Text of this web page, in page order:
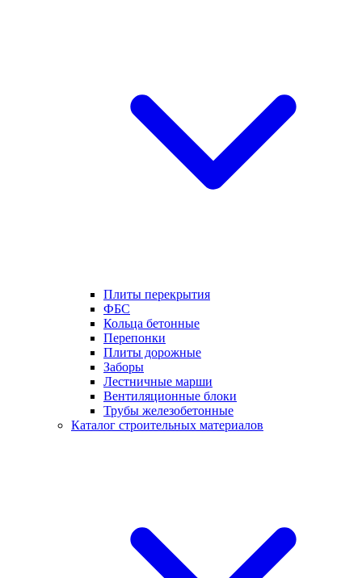
Плиты перекрытия
ФБС
Кольца бетонные
Перепонки
Плиты дорожные
Заборы
Лестничные марши
Вентиляционные блоки
Трубы железобетонные
Каталог строительных материалов